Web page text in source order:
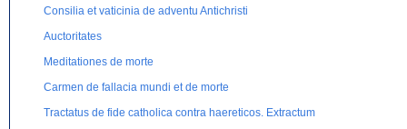
Consilia et vaticinia de adventu Antichristi
Auctoritates
Meditationes de morte
Carmen de fallacia mundi et de morte
Tractatus de fide catholica contra haereticos. Extractum